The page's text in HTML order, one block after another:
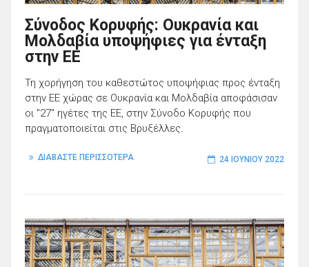
Σύνοδος Κορυφής: Ουκρανία και
Μολδαβία υποψήφιες για ένταξη
στην ΕΕ
Τη χορήγηση του καθεστώτος υποψήφιας προς ένταξη
στην ΕΕ χώρας σε Ουκρανία και Μολδαβία αποφάσισαν
οι "27" ηγέτες της ΕΕ, στην Σύνοδο Κορυφής που
πραγματοποιείται στις Βρυξέλλες.
ΔΙΑΒΑΣΤΕ ΠΕΡΙΣΣΟΤΕΡΑ 24 ΙΟΥΝΊΟΥ 2022